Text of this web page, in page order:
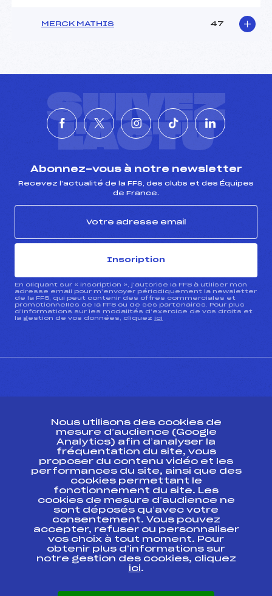
MERCK MATHIS 47
SUIVEZ
L'ACTU
Abonnez-vous à notre newsletter
Recevez l’actualité de la FFS, des clubs et des Équipes
de France.
Inscription
En cliquant sur « inscription », j’autorise la FFS à utiliser mon
adresse email pour m’envoyer périodiquement la newsletter
de la FFS, qui peut contenir des offres commerciales et
promotionnelles de la FFS ou de ses partenaires. Pour plus
d’informations sur les modalités d’exercice de vos droits et
la gestion de vos données, cliquez ici
Ressources
Pass’Neige
Projet sportif fédéral
Projet de performance fédéral
Antidopage
Pôle Développement, Formation, Suivi
Scientifique
Listes ministérielles
Pôle vie de l’athlète
Enseignement professionnel
Nous utilisons des cookies de
mesure d’audience (Google
Analytics) afin d’analyser la
fréquentation du site, vous
proposer du contenu vidéo et les
performances du site, ainsi que des
cookies permettant le
fonctionnement du site. Les
cookies de mesure d’audience ne
sont déposés qu’avec votre
consentement. Vous pouvez
accepter, refuser ou personnaliser
vos choix à tout moment. Pour
obtenir plus d'informations sur
notre gestion des cookies, cliquez
ici.